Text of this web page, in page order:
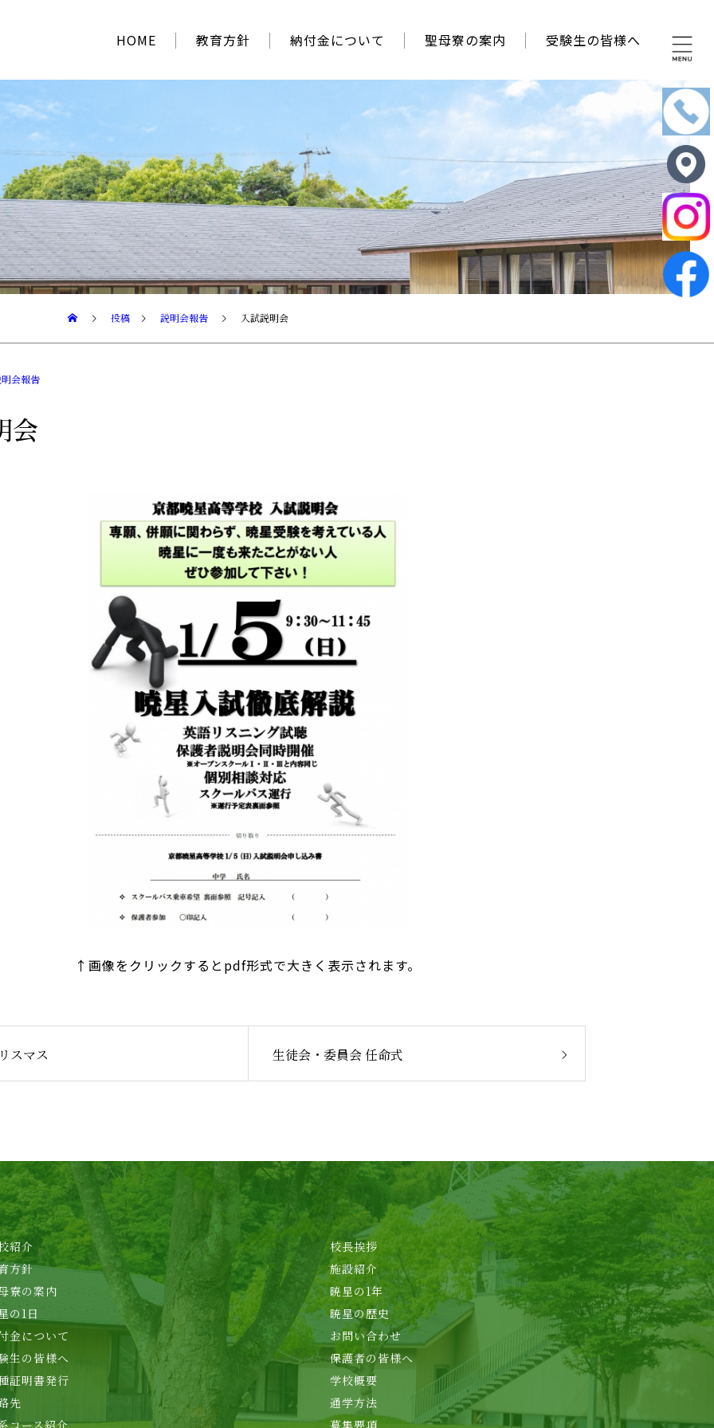
HOME 教育方針 納付金について 聖母寮の案内 受験生の皆様へ
投稿 説明会報告 入試説明会
会報告
会
↑画像をクリックするとpdf形式で大きく表示されます。
スマス 生徒会・委員会 任命式
紹介
校長挨拶
方針
施設紹介
寮の案内
暁星の1年
の1日
暁星の歴史
金について
お問い合わせ
生の皆様へ
保護者の皆様へ
証明書発行
学校概要
先
通学方法
コース紹介
募集要項